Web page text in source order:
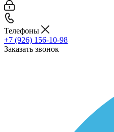
Телефоны
+7 (926) 156-10-98
Заказать звонок